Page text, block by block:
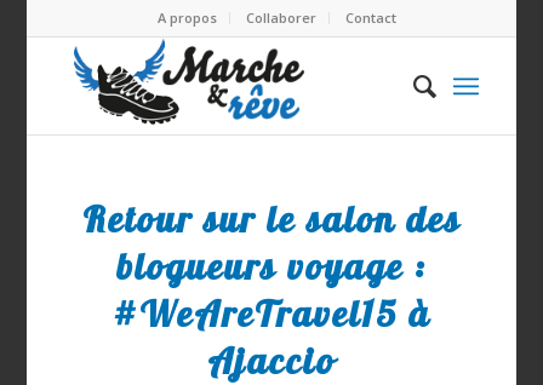
A propos Collaborer Contact
Retour sur le salon des
blogueurs voyage :
#WeAreTravel15 à
Ajaccio